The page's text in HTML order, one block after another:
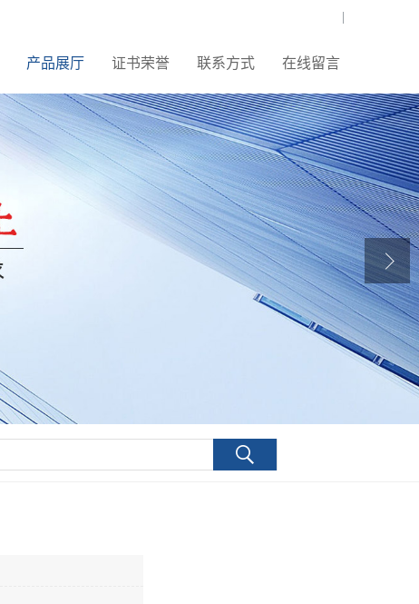
产品展厅 证书荣誉 联系方式 在线留言